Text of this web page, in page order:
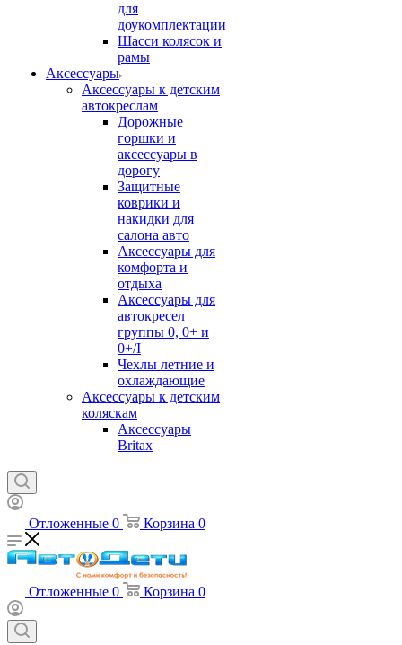
для
доукомплектации
Шасси колясок и
рамы
Аксессуары
Аксессуары к детским
автокреслам
Дорожные
горшки и
аксессуары в
дорогу
Защитные
коврики и
накидки для
салона авто
Аксессуары для
комфорта и
отдыха
Аксессуары для
автокресел
группы 0, 0+ и
0+/I
Чехлы летние и
охлаждающие
Аксессуары к детским
коляскам
Аксессуары
Britax
Отложенные 0 Корзина 0
Отложенные 0 Корзина 0